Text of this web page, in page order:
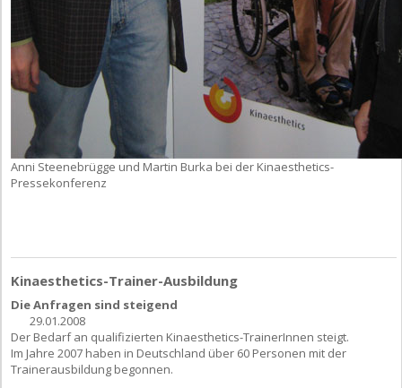
Anni Steenebrügge und Martin Burka bei der Kinaesthetics-
Pressekonferenz
Kinaesthetics-Trainer-Ausbildung
Die Anfragen sind steigend
29.01.2008
Der Bedarf an qualifizierten Kinaesthetics-TrainerInnen steigt.
Im Jahre 2007 haben in Deutschland über 60 Personen mit der
Trainerausbildung begonnen.